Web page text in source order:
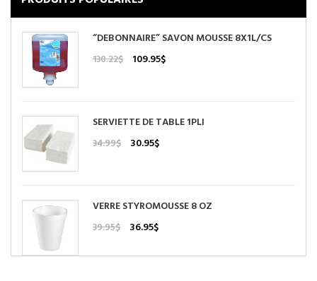
“DEBONNAIRE” SAVON MOUSSE 8X1L/CS
130.22$
Le
130.22$.
109.95$Le
109.95$.
SERVIETTE DE TABLE 1PLI
34.99$
Le
34.99$.
30.95$Le
30.95$.
VERRE STYROMOUSSE 8 OZ
39.95$
Le
initial
36.95$Le
actuel